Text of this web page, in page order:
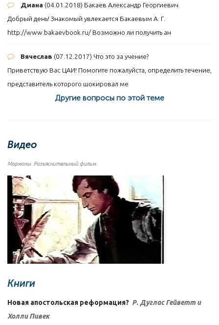
Диана (04.01.2018) Бакаев Александр Георгиевич
Добрый день! Знакомый увлекается Бакаевым А. Г.
http://www.bakaevbook.ru/ Возможно ли получить ан
Вячеслав (07.12.2017) Что это за учение?
Приветствую Вас ЦАИ! Помогите пожалуйста, определить течение,
представитель которого шокировал ме
Другие вопросы по этой теме
Видео
Мормоны. Разъяснительный фильм
Книги
Новая апостольская реформация? Р. Дуглас Гейветт и
Холли Пивек